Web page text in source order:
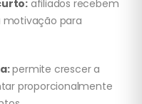
afiliados recebem
motivação para
permite crescer a
proporcionalmente